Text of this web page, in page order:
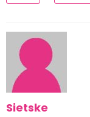
Sietske